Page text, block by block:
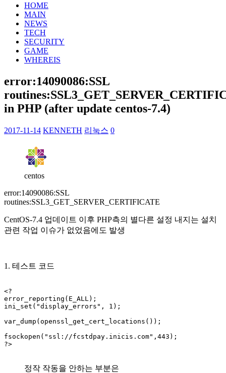
HOME
MAIN
NEWS
TECH
SECURITY
GAME
WHEREIS
error:14090086:SSL
in PHP (after update centos-7.4)
2017-11-14 KENNETH 리눅스 0
centos
error:14090086:SSL
routines:SSL3_GET_SERVER_CERTIFICATE
CentOS-7.4 업데이트 이후 PHP측의 별다른 설정 내지는 설치
관련 작업 이슈가 없었음에도 발생
1. 테스트 코드
<?
error_reporting(E_ALL);
ini_set("display_errors", 1);
var_dump(openssl_get_cert_locations());
fsockopen("ssl://fcstdpay.inicis.com",443);
?>
정작 작동을 안하는 부분은